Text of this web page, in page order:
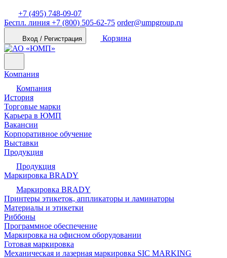
+7 (495) 748-09-07
Беспл. линия +7 (800) 505-62-75 order@umpgroup.ru
Вход / Регистрация Корзина
Компания
Компания
История
Торговые марки
Карьера в ЮМП
Вакансии
Корпоративное обучение
Выставки
Продукция
Продукция
Маркировка BRADY
Маркировка BRADY
Принтеры этикеток, аппликаторы и ламинаторы
Материалы и этикетки
Риббоны
Программное обеспечение
Маркировка на офисном оборудовании
Готовая маркировка
Механическая и лазерная маркировка SIC MARKING